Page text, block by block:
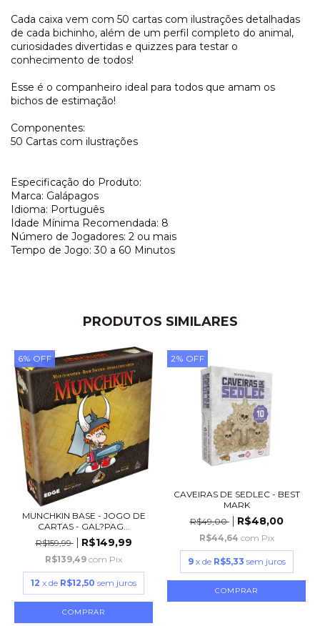
Cada caixa vem com 50 cartas com ilustrações detalhadas
de cada bichinho, além de um perfil completo do animal,
curiosidades divertidas e quizzes para testar o
conhecimento de todos!
Esse é o companheiro ideal para todos que amam os
bichos de estimação!
Componentes:
50 Cartas com ilustrações
Especificação do Produto:
Marca: Galápagos
Idioma: Português
Idade Mínima Recomendada: 8
Número de Jogadores: 2 ou mais
Tempo de Jogo: 30 a 60 Minutos
PRODUTOS SIMILARES
6% OFF
MUNCHKIN BASE - JOGO DE
CARTAS - GAL?PAG...
R$159,99
R$149,99
R$139,49 com Pix
12 x de R$12,50 sem juros
2% OFF
CAVEIRAS DE SEDLEC - BEST
MARK
R$49,00
R$48,00
R$44,64 com Pix
9 x de R$5,33 sem juros